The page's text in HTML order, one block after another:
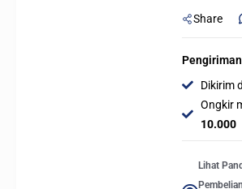
3in1
Cooler
Fan
-
Share
Pengiriman
Dikirim
Ongkir
10.000
Lihat
Pembelian